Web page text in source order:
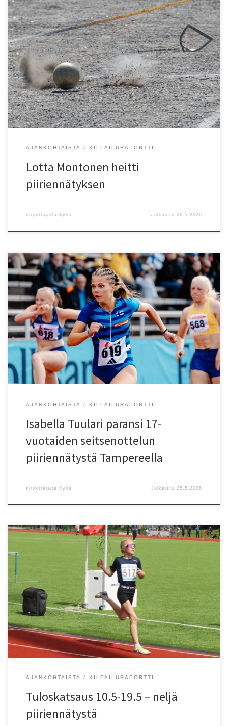
Espoon Tapioiden Lotta Montonen heitti 13-vuotiaiden moukarin
piiriennätyksen Alavudella KLL:n mestaruuskilpailuissa. Tulos on
46,56, entinen piiriennätys oli Tapioiden Mikaela Gerkmanin 44,83
vuodelta 2008.
AJANKOHTAISTA KILPAILURAPORTTI
Lotta Montonen heitti
piiriennätyksen
kirjoittajalta Kylis Julkaistu26.5.2026
17-vuotiaiden seitsenottelussa Tampereella Espoon Tapioiden
Isabella Tuulari teki ennätyksensä 5615 pistettä (14,01, 171, 11,79,
25,25, 530, 45,47 ja 2.18,52). Tulos on uusi piiriennätys, entinenkin
oli Tuularin nimissä.
AJANKOHTAISTA KILPAILURAPORTTI
Isabella Tuulari paransi 17-
vuotaiden seitsenottelun
piiriennätystä Tampereella
kirjoittajalta Kylis Julkaistu 25.5.2026
Jakson aikana syntyi neljä piiriennätystä. HCR:ssä Helsingin Kisa-
Veikkojen Onni Tuominen juoksi vitosen aikaan 16.27, joka on 15-
vuotiaiden piiriennätys. Espoonlahdessa Juhani Viitalan
muistokilpailuissa syntyi kaksi piiriennätystä. Kiekonheitossa
Vantaan Salamoiden Iida Muukka paransi omissa nimissään ollutta
19-vuotiaiden piiriennätystä lukemiin 52,09. Espoon Tapioiden
Emma Valkila työnsi nelikiloista kuulaa 13,51. Tulos on 17-
vuotiaden piiriennätys, […]
AJANKOHTAISTA KILPAILURAPORTTI
Tuloskatsaus 10.5-19.5 – neljä
piiriennätystä